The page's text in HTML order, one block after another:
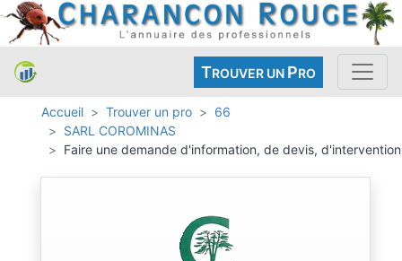
TROUVER UN PRO
Accueil Trouver un pro
66
SARL COROMINAS
Faire une demande d'information, de devis, d'intervention